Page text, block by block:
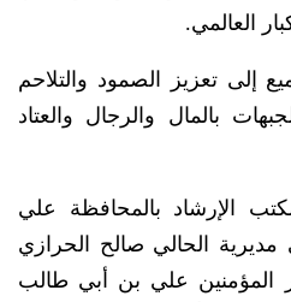
العالمي.
إلى تعزيز الصمود والتلاحم
بالمال والرجال والعتاد
الإرشاد بالمحافظة علي
الحالي صالح الحرازي
علي بن أبي طالب